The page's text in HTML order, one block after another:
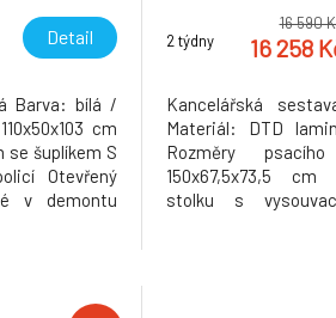
Detail
Barva: bílá /
cm
se šuplíkem S
Otevřený
v demontu
2 týdny
16 590
16 258
Kancelářská
Materiál: DTD
Rozměry
150x67,5x73,5 cm
stolku s